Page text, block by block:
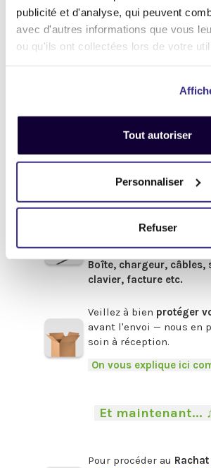
publicité et d'analyse, qui peuvent
avec d'autres informations que vous
ou qu'ils ont collectées lors de votre
Tout autoriser
Personnaliser
Refuser
-Avant de procéder à
.
votre
(Android)
Enleveztous les mots de
(valable pour tous les
Pour obtenir de l'aide,
Afin de bénéficier du
pensez à fournir les
Boîte, chargeur, câbles,
clavier, facture etc.
Veillez à bien protéger
avant l'envoi — nous en
soin à réception.
On vous explique ici
Et maintenant...
Pour procéder au Rachat